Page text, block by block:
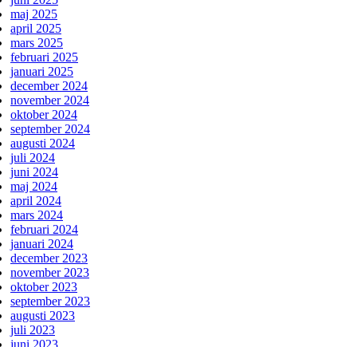
maj 2025
april 2025
mars 2025
februari 2025
januari 2025
december 2024
november 2024
oktober 2024
september 2024
augusti 2024
juli 2024
juni 2024
maj 2024
april 2024
mars 2024
februari 2024
januari 2024
december 2023
november 2023
oktober 2023
september 2023
augusti 2023
juli 2023
juni 2023